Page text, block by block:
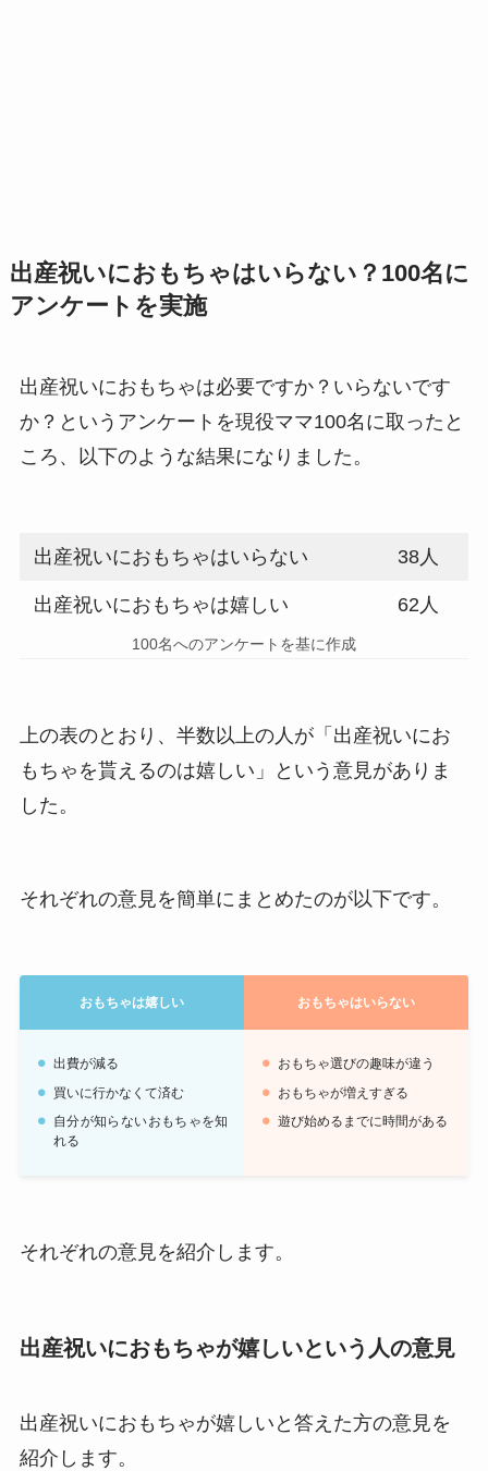
出産祝いにおもちゃはいらない？100名に
アンケートを実施
出産祝いにおもちゃは必要ですか？いらないです
か？というアンケートを現役ママ100名に取ったと
ころ、以下のような結果になりました。
出産祝いにおもちゃはいらない 38人
出産祝いにおもちゃは嬉しい 62人
100名へのアンケートを基に作成
上の表のとおり、半数以上の人が「出産祝いにお
もちゃを貰えるのは嬉しい」という意見がありま
した。
それぞれの意見を簡単にまとめたのが以下です。
おもちゃは嬉しい おもちゃはいらない
出費が減る
買いに行かなくて済む
自分が知らないおもちゃを知
れる
おもちゃ選びの趣味が違う
おもちゃが増えすぎる
遊び始めるまでに時間がある
それぞれの意見を紹介します。
出産祝いにおもちゃが嬉しいという人の意見
出産祝いにおもちゃが嬉しいと答えた方の意見を
紹介します。